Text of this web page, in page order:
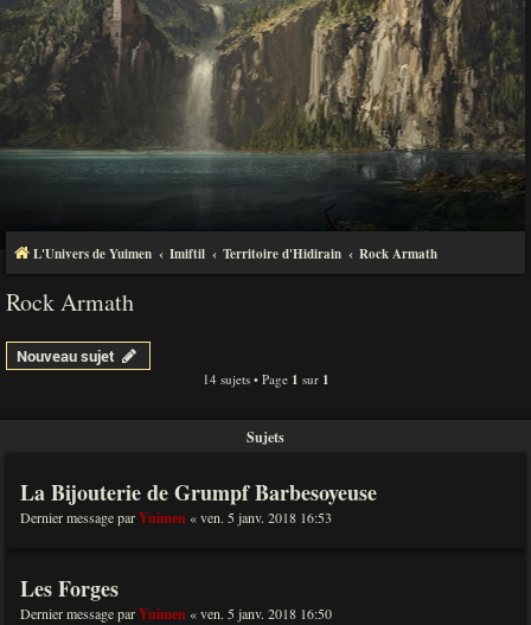
L'Univers de Yuimen Imiftil Territoire d'Hidirain Rock Armath
Rock Armath
Nouveau sujet
14 sujets • Page 1 sur 1
Sujets
La Bijouterie de Grumpf Barbesoyeuse
Dernier message parYuimen «ven. 5 janv. 2018 16:53
Les Forges
Dernier message parYuimen «ven. 5 janv. 2018 16:50